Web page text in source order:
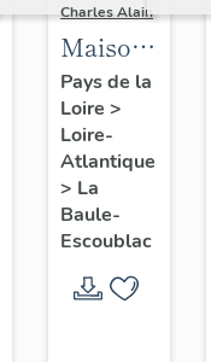
Charles Alain
Maison
dite villa
balnéaire
Sterenden
Mor, 22
avenue
Berlioz
Pays de la
Loire >
Loire-
Atlantique
> La
Baule-
Escoublac